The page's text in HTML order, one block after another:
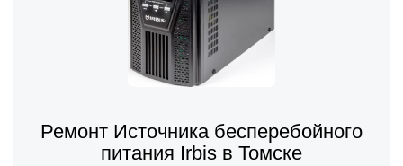
Ремонт Источника бесперебойного
питания Irbis в Томске